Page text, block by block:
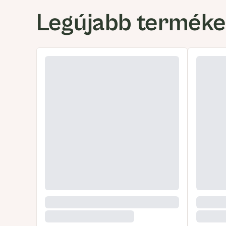
Legújabb